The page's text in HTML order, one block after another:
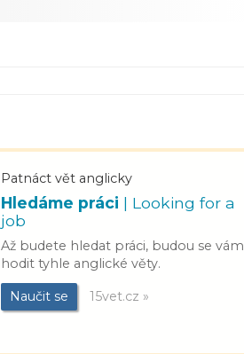
Patnáct vět anglicky
Hledáme práci | Looking for a
job
Až budete hledat práci, budou se vám
hodit tyhle anglické věty.
Naučit se 15vet.cz »